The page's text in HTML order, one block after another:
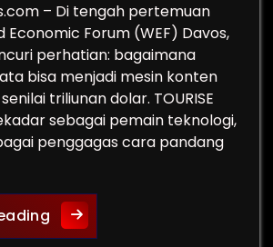
– Di tengah pertemuan
Economic Forum (WEF) Davos,
perhatian: bagaimana
bisa menjadi mesin konten
triliunan dolar. TOURISE
sebagai pemain teknologi,
penggagas cara pandang
TOURISE dan Konten Baru